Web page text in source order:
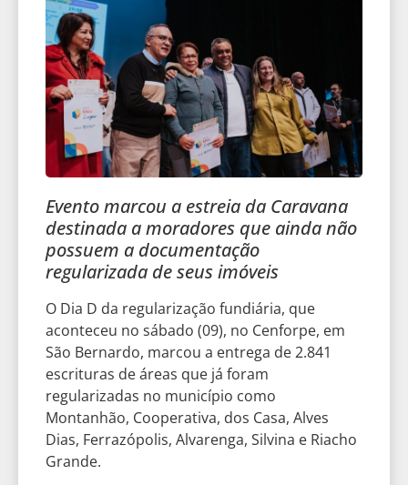
Evento marcou a estreia da Caravana
destinada a moradores que ainda não
possuem a documentação
regularizada de seus imóveis
O Dia D da regularização fundiária, que
aconteceu no sábado (09), no Cenforpe, em
São Bernardo, marcou a entrega de 2.841
escrituras de áreas que já foram
regularizadas no município como
Montanhão, Cooperativa, dos Casa, Alves
Dias, Ferrazópolis, Alvarenga, Silvina e Riacho
Grande.